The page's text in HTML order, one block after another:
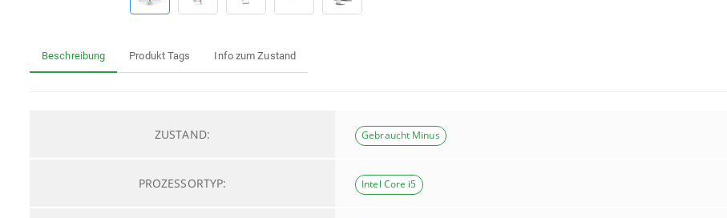
Beschreibung Produkt Tags Info zum Zustand
ZUSTAND: Gebraucht Minus
PROZESSORTYP: Intel Core i5